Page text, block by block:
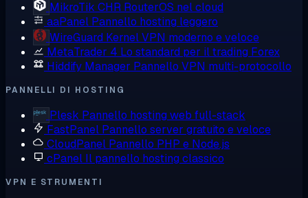
MikroTik CHR RouterOS nel cloud
aaPanel Pannello hosting leggero
WireGuard Kernel VPN moderno e veloce
MetaTrader 4 Lo standard per il trading Forex
Hiddify Manager Pannello VPN multi-protocollo
PANNELLI DI HOSTING
Plesk Pannello hosting web full-stack
FastPanel Pannello server gratuito e veloce
CloudPanel Pannello PHP e Node.js
cPanel Il pannello hosting classico
VPN E STRUMENTI